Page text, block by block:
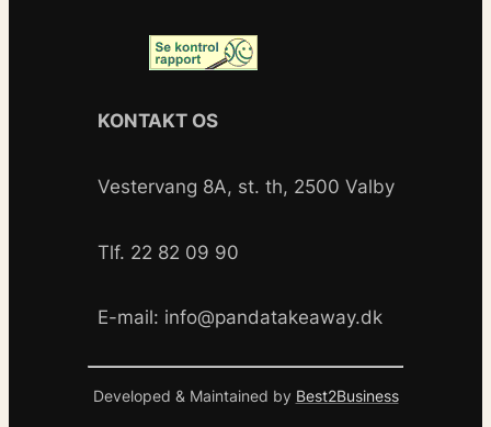
KONTAKT OS
Vestervang 8A, st. th, 2500 Valby
Tlf. 22 82 09 90
E-mail: info@pandatakeaway.dk
Developed & Maintained by Best2Business